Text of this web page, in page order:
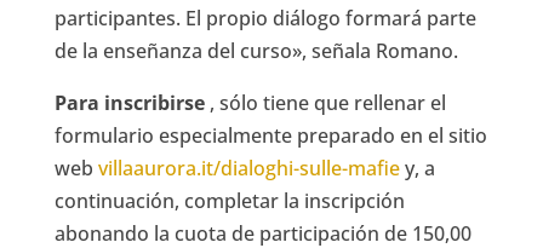
participantes. El propio diálogo formará parte
de la enseñanza del curso», señala Romano.
Para inscribirse , sólo tiene que rellenar el
formulario especialmente preparado en el sitio
web villaaurora.it/dialoghi-sulle-mafiey, a
continuación, completar la inscripción
abonando la cuota de participación de 150,00